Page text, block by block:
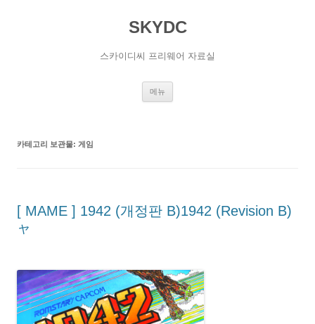
SKYDC
스카이디씨 프리웨어 자료실
메뉴
카테고리 보관물: 게임
[ MAME ] 1942 (개정판 B)1942 (Revision B)
ャ